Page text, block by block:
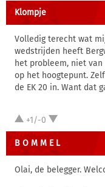
Klompje
Volledig terecht wat
wedstrijden heeft
het probleem, niet
op het hoogtepunt.
de EK 20 in. Want dat
+1/-0
B O M M E L
Olai, de belegger.